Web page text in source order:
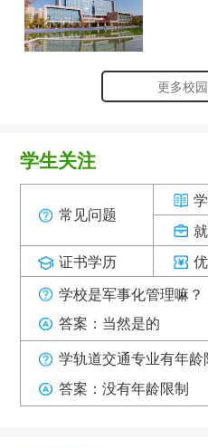
更多校
学生关注
常见问题
证书学历
学校是军事化管理嘛？
答案：当然是的
学轨道交通专业有年龄
答案：没有年龄限制